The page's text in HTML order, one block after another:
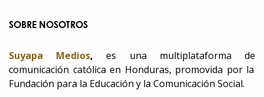
SOBRE NOSOTROS
Suyapa Medios, es una multiplataforma de
comunicación católica en Honduras, promovida por la
Fundación para la Educación y la Comunicación Social.